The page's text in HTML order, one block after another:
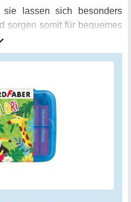
lassen sich besonders
sorgen somit für bequemes
in dieser
um Ihre Kreativität frei